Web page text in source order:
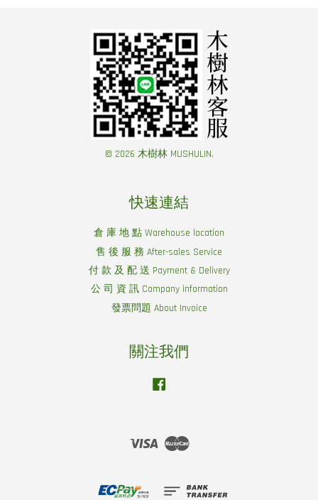
© 2026 木樹林 MUSHULIN.
快速連結
倉 庫 地 點 Warehouse location
售 後 服 務 After-sales Service
付 款 及 配 送 Payment & Delivery
公 司 資 訊 Company information
發票問題 About Invoice
關注我們
Visa Master